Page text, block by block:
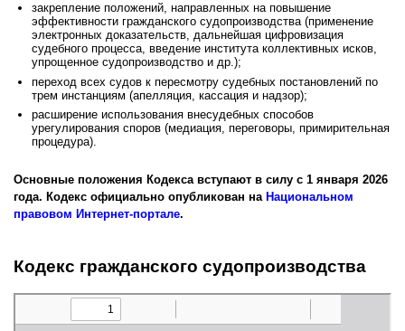
закрепление положений, направленных на повышение
эффективности гражданского судопроизводства (применение
электронных доказательств, дальнейшая цифровизация
судебного процесса, введение института коллективных исков,
упрощенное судопроизводство и др.);
переход всех судов к пересмотру судебных постановлений по
трем инстанциям (апелляция, кассация и надзор);
расширение использования внесудебных способов
урегулирования споров (медиация, переговоры, примирительная
процедура).
Основные положения Кодекса вступают в силу с 1 января 2026
года. Кодекс официально опубликован на Национальном
правовом Интернет-портале.
Кодекс гражданского судопроизводства